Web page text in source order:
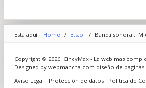
Está aquí: Home / B.s.o. / Banda sonora...
Copyright © 2026. CineyMax - La web mas
Designed by webmancha.com diseño de paginas
Aviso Legal
Protección de datos Politica de